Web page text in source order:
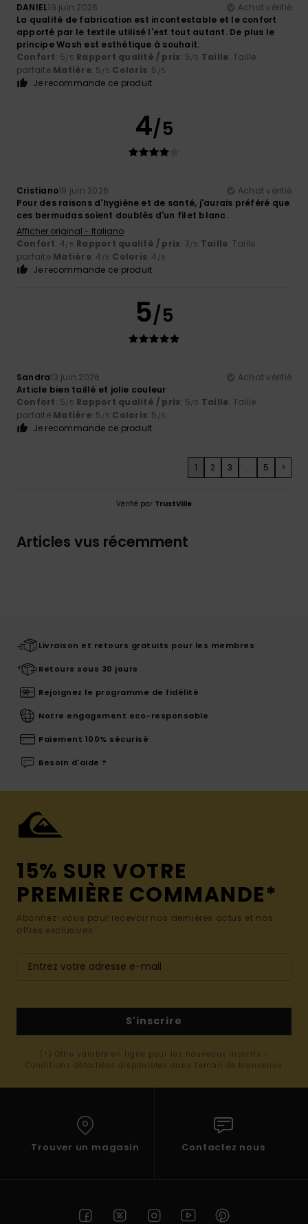
DANIEL19 juin 2026
Achat vérifié
La qualité de fabrication est incontestable et le confort
apporté par le textile utilisé l'est tout autant. De plus le
principe Wash est esthétique à souhait.
Confort: 5/5 Rapport qualité / prix: 5/5 Taille: Taille
parfaite Matière: 5 /5 Coloris: 5 /5
Je recommande ce produit
4/5
Cristiano19 juin 2026
Achat vérifié
Pour des raisons d'hygiène et de santé, j'aurais préféré que
ces bermudas soient doublés d'un filet blanc.
Afficher original - Italiano
Confort: 4/5 Rapport qualité / prix: 3/5 Taille: Taille
parfaite Matière: 4 /5 Coloris: 4 /5
Je recommande ce produit
5/5
Sandra13 juin 2026
Achat vérifié
Article bien taillé et jolie couleur
Confort: 5/5 Rapport qualité / prix: 5/5 Taille: Taille
parfaite Matière: 5 /5 Coloris: 5 /5
Je recommande ce produit
1 2 3 ... 5 >
Vérifié par TrustVille
Articles vus récemment
Livraison et retours gratuits pour les membres
Retours sous 30 jours
Rejoignez le programme de fidélité
Notre engagement eco-responsable
Paiement 100% sécurisé
Besoin d'aide ?
15% SUR VOTRE
PREMIÈRE COMMANDE*
Abonnez-vous pour recevoir nos dernières actus et nos
offres exclusives.
S'inscrire
(*) Offre valable en ligne pour les nouveaux inscrits -
Conditions détaillées disponibles dans l'email de bienvenue
Trouver un magasin Contactez nous